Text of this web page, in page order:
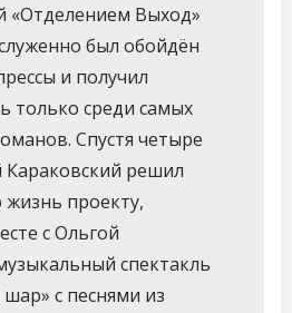
Выход»
был обойдëн
и получил
только среди самых
Спустя четыре
Караковский решил
проекту,
с Ольгой
спектакль
с песнями из